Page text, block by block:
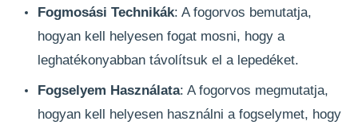
Fogmosási Technikák: A fogorvos bemutatja,
hogyan kell helyesen fogat mosni, hogy a
leghatékonyabban távolítsuk el a lepedéket.
Fogselyem Használata: A fogorvos megmutatja,
hogyan kell helyesen használni a fogselymet, hogy